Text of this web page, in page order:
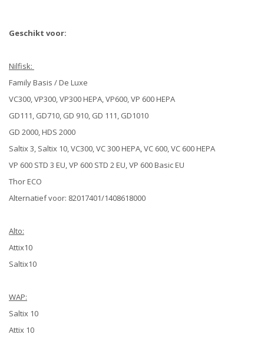
Geschikt voor:
Nilfisk:
Family Basis / De Luxe
VC300, VP300, VP300 HEPA, VP600, VP 600 HEPA
GD111, GD710, GD 910, GD 111, GD1010
GD 2000, HDS 2000
Saltix 3, Saltix 10, VC300, VC 300 HEPA, VC 600, VC 600 HEPA
VP 600 STD 3 EU, VP 600 STD 2 EU, VP 600 Basic EU
Thor ECO
Alternatief voor: 82017401/1408618000
Alto:
Attix10
Saltix10
WAP:
Saltix 10
Attix 10